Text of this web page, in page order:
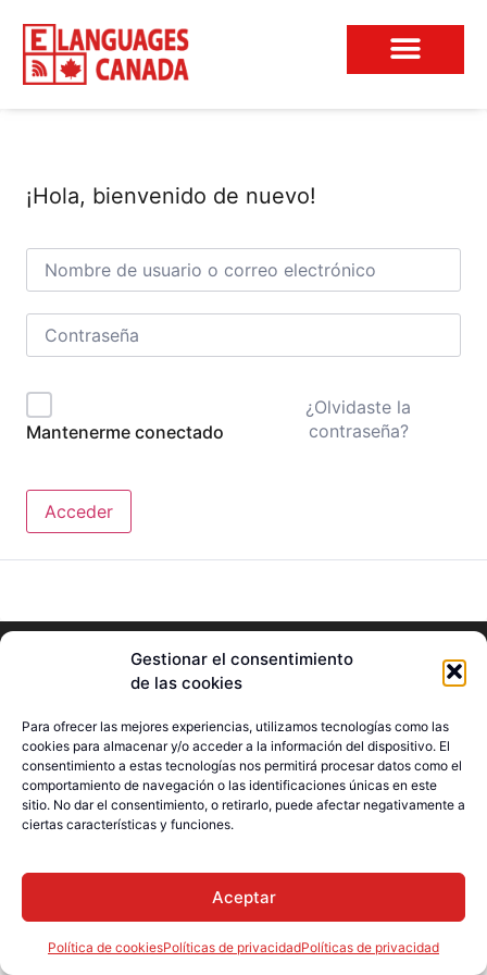
Gestionar el consentimiento
de las cookies
Para ofrecer las mejores experiencias, utilizamos tecnologías como las
cookies para almacenar y/o acceder a la información del dispositivo. El
consentimiento a estas tecnologías nos permitirá procesar datos como el
comportamiento de navegación o las identificaciones únicas en este
sitio. No dar el consentimiento, o retirarlo, puede afectar negativamente a
ciertas características y funciones.
Aceptar
Política de cookiesPolíticas de privacidadPolíticas de privacidad
¡Hola, bienvenido de nuevo!
Mantenerme conectado
¿Olvidaste la
contraseña?
Acceder
© E-Languages Canada -
Todos los derechos
reservados